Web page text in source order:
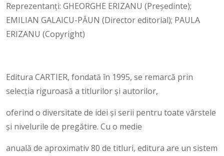
Reprezentanți: GHEORGHE ERIZANU (Președinte);
EMILIAN GALAICU-PĂUN (Director editorial); PAULA
ERIZANU (Copyright)
Editura CARTIER, fondată în 1995, se remarcă prin
selecția riguroasă a titlurilor și autorilor,
oferind o diversitate de idei și serii pentru toate vârstele
și nivelurile de pregătire. Cu o medie
anuală de aproximativ 80 de titluri, editura are un sistem